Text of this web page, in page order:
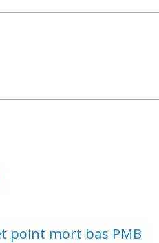
point mort bas PMB